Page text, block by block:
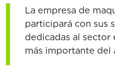
La empresa de
participará con sus
dedicadas al sector
más importante del